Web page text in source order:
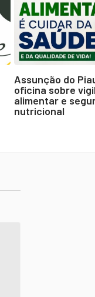
Assunção do
oficina sobre
alimentar e
nutricional